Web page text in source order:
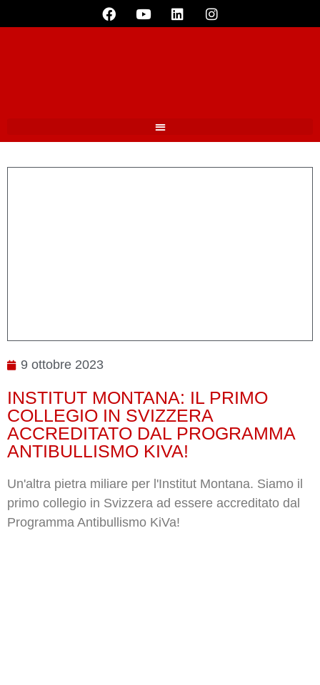
9 ottobre 2023
INSTITUT MONTANA: IL PRIMO
COLLEGIO IN SVIZZERA
ACCREDITATO DAL PROGRAMMA
ANTIBULLISMO KIVA!
Un'altra pietra miliare per l'Institut Montana. Siamo il
primo collegio in Svizzera ad essere accreditato dal
Programma Antibullismo KiVa!